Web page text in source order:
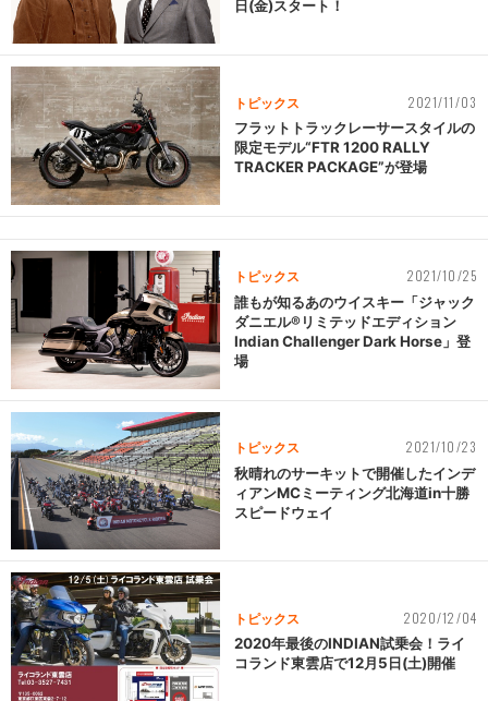
日(金)スタート！
トピックス 2021/11/03
フラットトラックレーサースタイルの
限定モデル“FTR 1200 RALLY
TRACKER PACKAGE”が登場
トピックス 2021/10/25
誰もが知るあのウイスキー「ジャック
ダニエル®リミテッドエディション
Indian Challenger Dark Horse」登
場
トピックス 2021/10/23
秋晴れのサーキットで開催したインデ
ィアンMCミーティング北海道in十勝
スピードウェイ
トピックス 2020/12/04
2020年最後のINDIAN試乗会！ライ
コランド東雲店で12月5日(土)開催